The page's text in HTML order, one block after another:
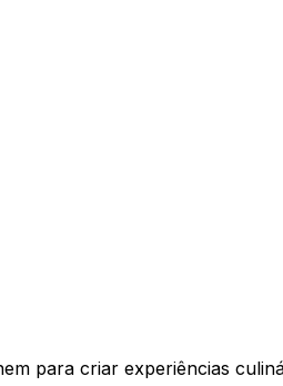
para criar experiências